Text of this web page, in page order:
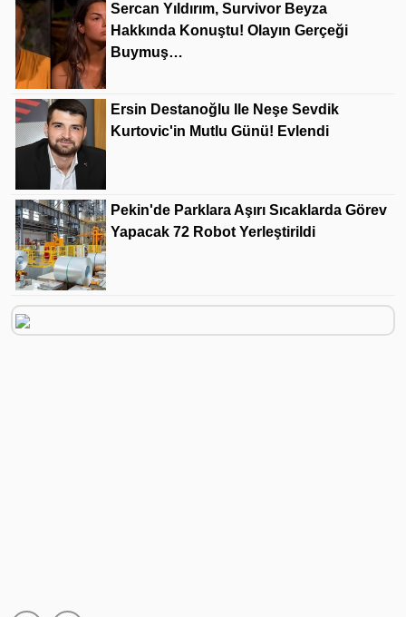
Sercan Yıldırım, Survivor Beyza
Hakkında Konuştu! Olayın Gerçeği
Buymuş…
Ersin Destanoğlu Ile Neşe Sevdik
Kurtovic'in Mutlu Günü! Evlendi
Pekin'de Parklara Aşırı Sıcaklarda Görev
Yapacak 72 Robot Yerleştirildi